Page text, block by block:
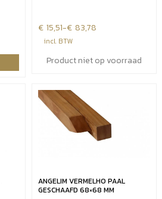
€ 15,51-€ 83,78
Prijsklasse:
€15,51
€83,78
incl. BTW
Product niet op voorraad
ANGELIM VERMELHO PAAL
GESCHAAFD 68×68 MM